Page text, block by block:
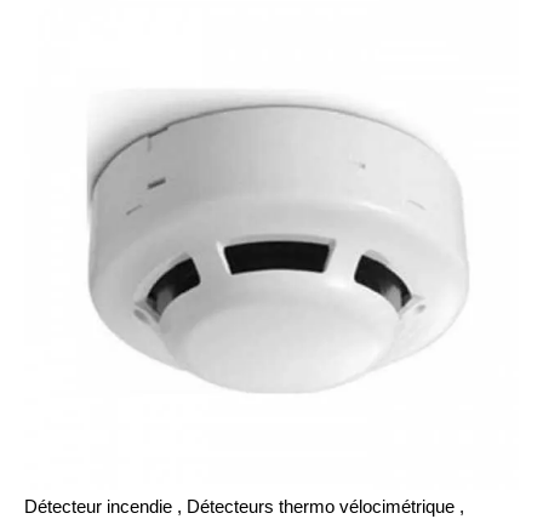
Détecteur incendie , Détecteurs thermo vélocimétrique ,